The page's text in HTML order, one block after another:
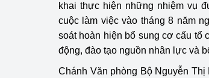
khai thực hiện những nhiệm vụ
cuộc làm việc vào tháng 8 năm
soát hoàn hiện bổ sung cơ cấu tổ
động, đào tạo nguồn nhân lực và
Chánh Văn phòng Bộ Nguyễn